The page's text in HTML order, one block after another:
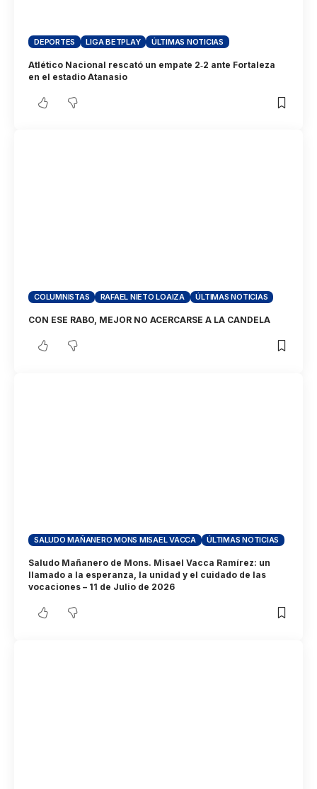
DEPORTES LIGA BETPLAY ÚLTIMAS NOTICIAS
Atlético Nacional rescató un empate 2‑2 ante Fortaleza
en el estadio Atanasio
COLUMNISTAS RAFAEL NIETO LOAIZA ÚLTIMAS NOTICIAS
CON ESE RABO, MEJOR NO ACERCARSE A LA CANDELA
SALUDO MAÑANERO MONS MISAEL VACCA ÚLTIMAS NOTICIAS
Saludo Mañanero de Mons. Misael Vacca Ramírez: un
llamado a la esperanza, la unidad y el cuidado de las
vocaciones – 11 de Julio de 2026